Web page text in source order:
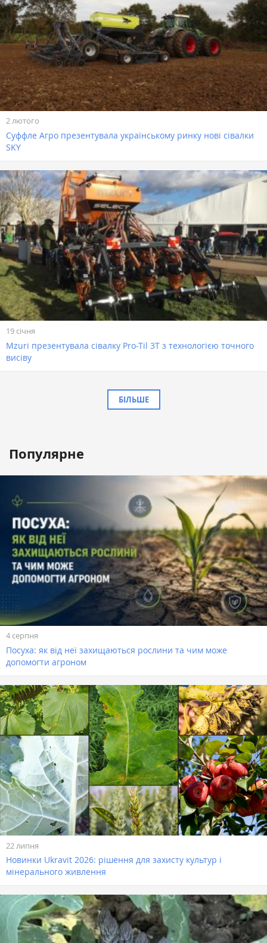
2 лютого
Суффле Агро презентувала українському ринку нові сівалки
SKY
19 січня
Mzuri презентувала сівалку Pro-Til 3T з технологією точного
висіву
БІЛЬШЕ
Популярне
4 серпня
Посуха: як від неї захищаються рослини та чим може
допомогти агроном
22 липня
Новинки Ukravit 2026: рішення для захисту культур і
мінерального живлення